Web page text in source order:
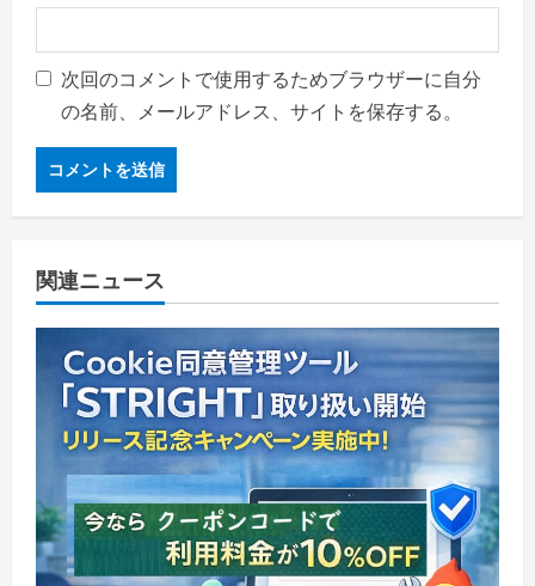
次回のコメントで使用するためブラウザーに自分
の名前、メールアドレス、サイトを保存する。
関連ニュース